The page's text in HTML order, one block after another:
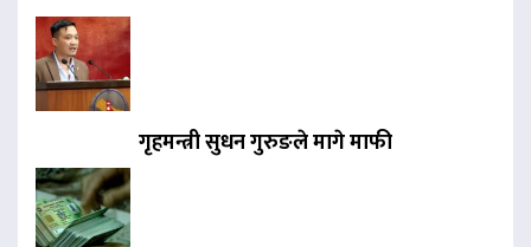
गृहमन्त्री सुधन गुरुङले मागे माफी